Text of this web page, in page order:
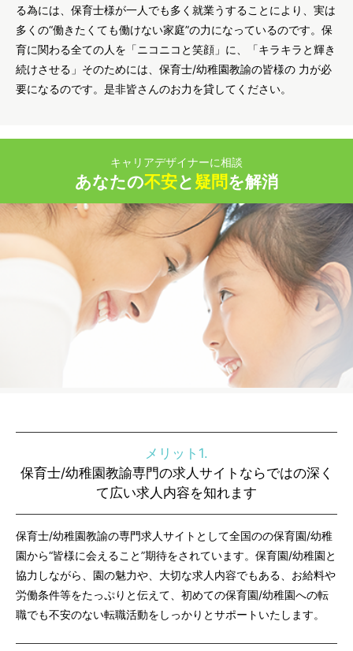
る為には、保育士様が一人でも多く就業うすることにより、実は
多くの“働きたくても働けない家庭”の力になっているのです。保
育に関わる全ての人を「ニコニコと笑顔」に、「キラキラと輝き
続けさせる」そのためには、保育士/幼稚園教諭の皆様の 力が必
要になるのです。是非皆さんのお力を貸してください。
キャリアデザイナーに相談
あなたの不安と 疑問 を解消
メリット1.
保育士/幼稚園教諭専門の求人サイトならではの深く
て広い求人内容を知れます
保育士/幼稚園教諭の専門求人サイトとして全国のの保育園/幼稚
園から“皆様に会えること”期待をされています。保育園/幼稚園と
協力しながら、園の魅力や、大切な求人内容でもある、お給料や
労働条件等をたっぷりと伝えて、初めての保育園/幼稚園への転
職でも不安のない転職活動をしっかりとサポートいたします。